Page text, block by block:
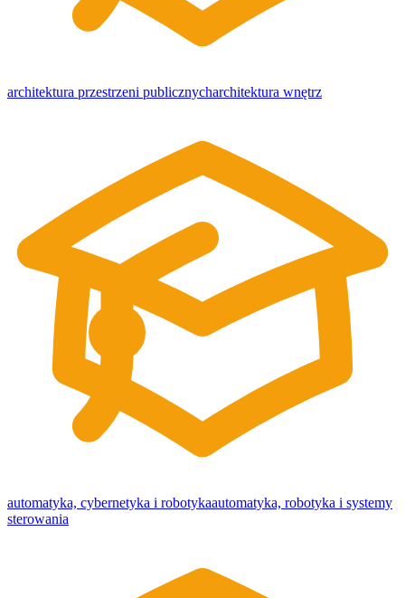
architektura przestrzeni publicznycharchitektura wnętrz
automatyka, cybernetyka i robotykaautomatyka, robotyka i systemy
sterowania